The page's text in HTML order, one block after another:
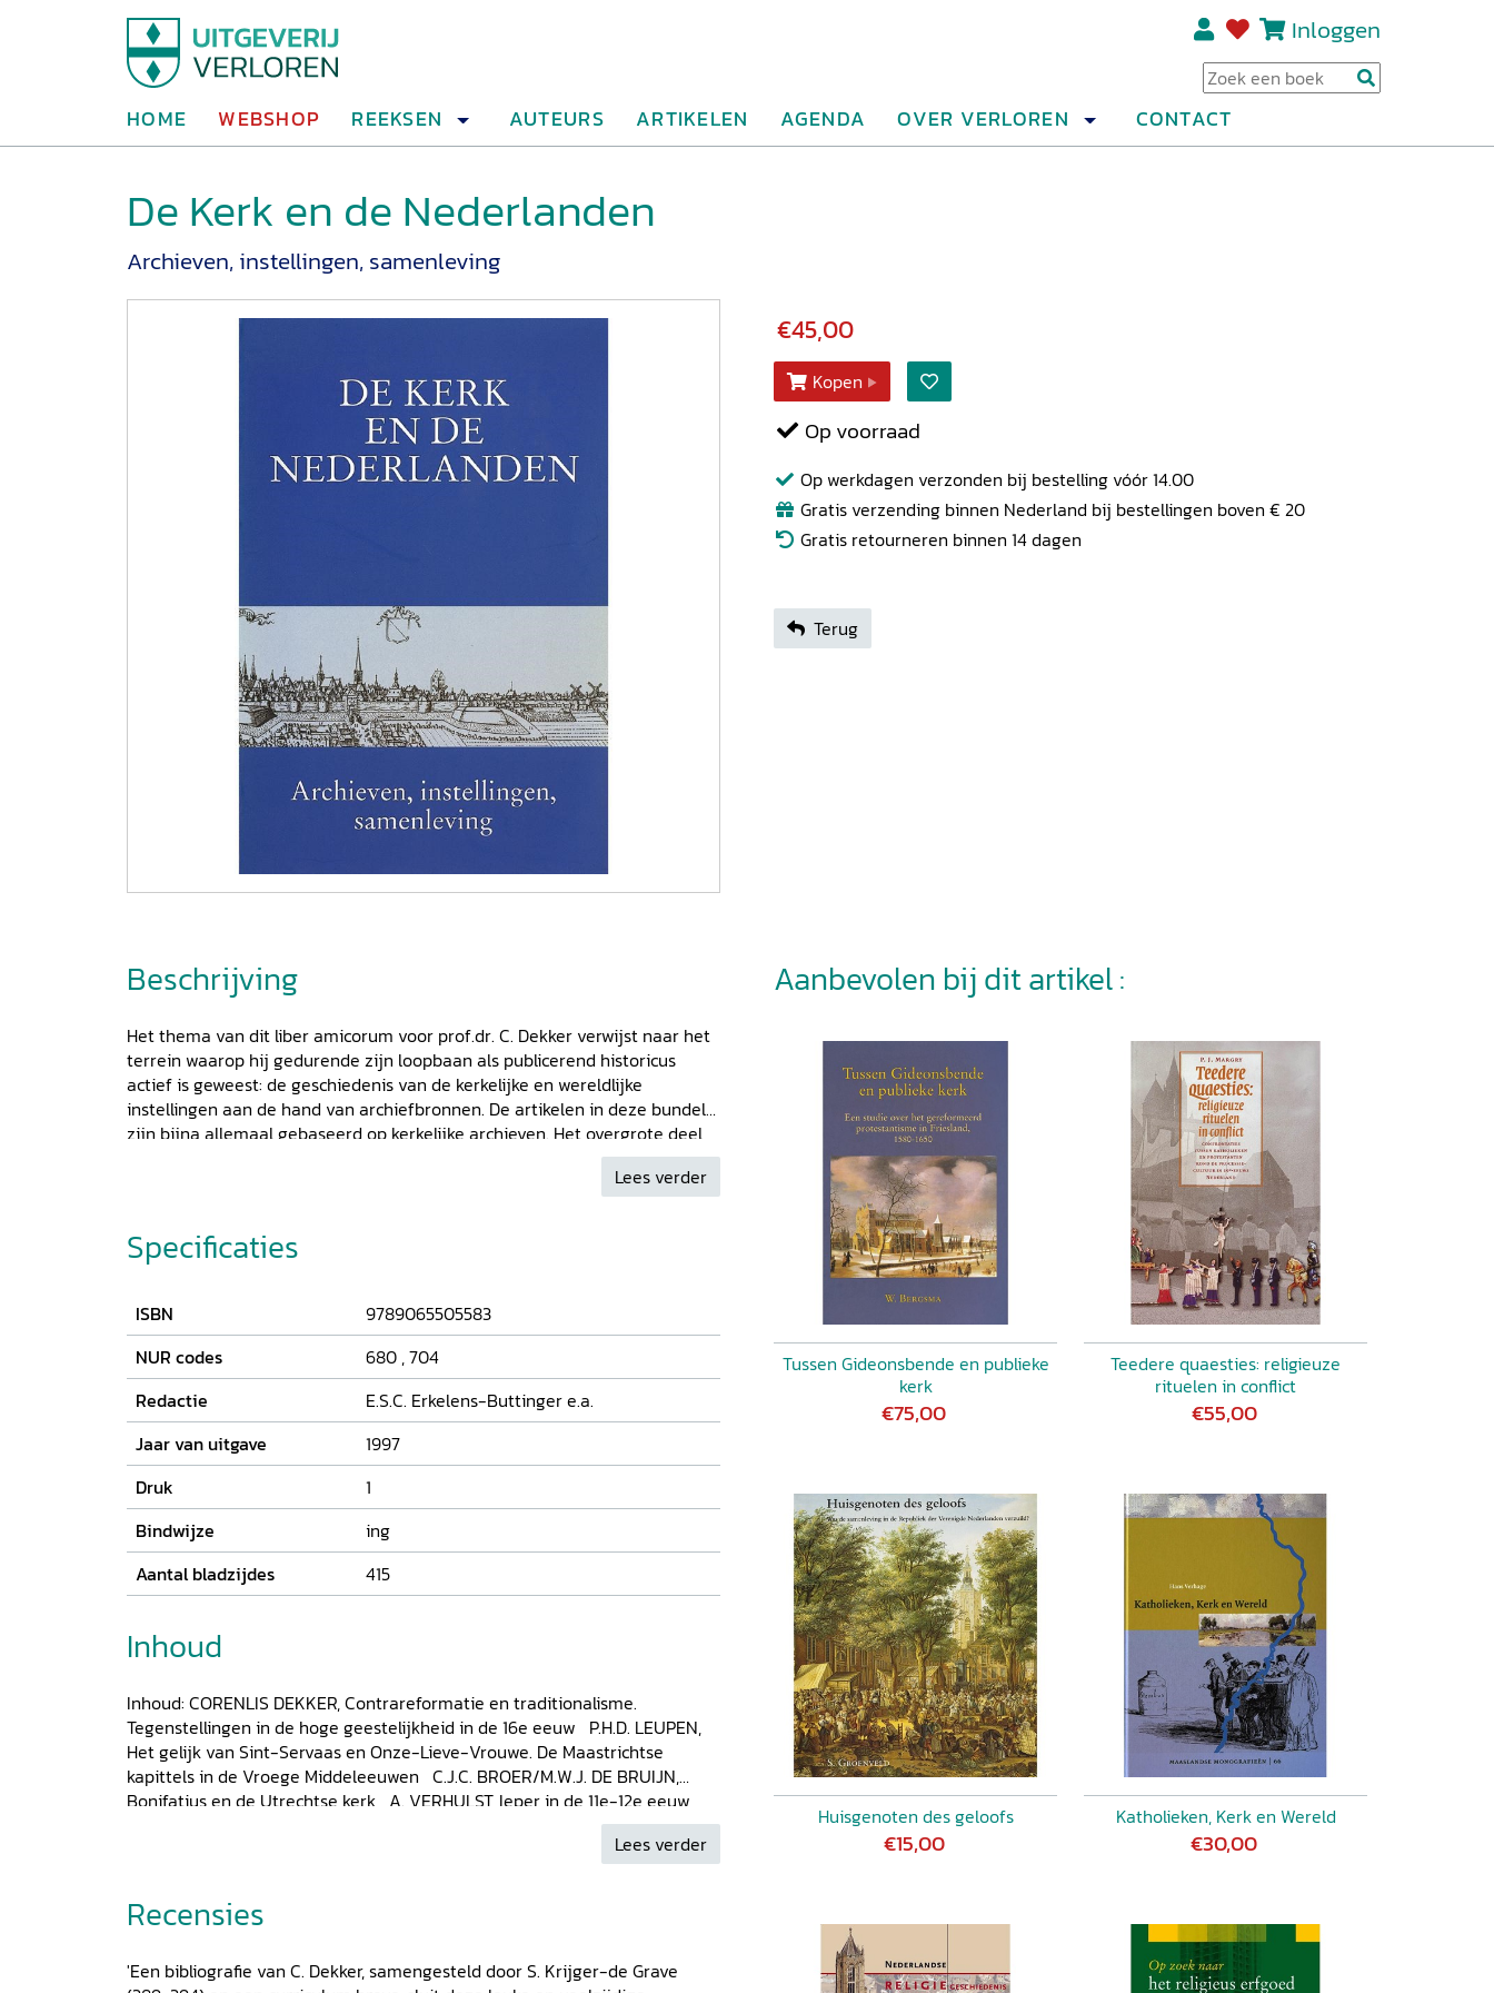
Inloggen
HOME WEBSHOP REEKSEN AUTEURS ARTIKELEN AGENDA OVER VERLOREN CONTACT
De Kerk en de Nederlanden
Archieven, instellingen, samenleving
€45,00
Kopen
Op voorraad
Op werkdagen verzonden bij bestelling vóór 14.00
Gratis verzending binnen Nederland bij bestellingen boven € 20
Gratis retourneren binnen 14 dagen
Terug
Beschrijving
Het thema van dit liber amicorum voor prof.dr. C. Dekker verwijst naar het
terrein waarop hij gedurende zijn loopbaan als publicerend historicus
actief is geweest: de geschiedenis van de kerkelijke en wereldlijke
instellingen aan de hand van archiefbronnen. De artikelen in deze bundel
zijn bijna allemaal gebaseerd op kerkelijke archieven. Het overgrote deel
van de bijdragen richt zich op de Middeleeuwen, een enkel artikel besteedt
Lees verder
Specificaties
ISBN
9789065505583
NUR codes
680 ,704
Redactie
E.S.C. Erkelens-Buttinger e.a.
Jaar van uitgave
1997
Druk
1
Bindwijze
ing
Aantal bladzijdes
415
Inhoud
Inhoud: CORENLIS DEKKER, Contrareformatie en traditionalisme.
Tegenstellingen in de hoge geestelijkheid in de 16e eeuw P.H.D. LEUPEN,
Het gelijk van Sint-Servaas en Onze-Lieve-Vrouwe. De Maastrichtse
kapittels in de Vroege Middeleeuwen C.J.C. BROER/M.W.J. DE BRUIJN,
Bonifatius en de Utrechtse kerk A. VERHULST, Ieper in de 11e-12e eeuw
C.L. VERKERK, Sint Bavo in Holland P.A. HENDERIKX, De bisschop van
Utrecht en het Maas-Merwedegebied in de 11e en 12e eeuw H. VAN DER
JOHANNA MARIA VAN WINTER, De Johanniters in Nederland en hun
archieven C.A. VAN KALVEEN, De vijf adellijke vrouwenkloosters in en om
rekeningen: een voorbeeld van middeleeuwse administratie en
Lees verder
Recensies
'Een bibliografie van C. Dekker, samengesteld door S. Krijger-de Grave
Aanbevolen bij dit artikel :
Tussen Gideonsbende en publieke
kerk
€75,00
Teedere quaesties: religieuze
rituelen in conflict
€55,00
Huisgenoten des geloofs
€15,00
Katholieken, Kerk en Wereld
€30,00